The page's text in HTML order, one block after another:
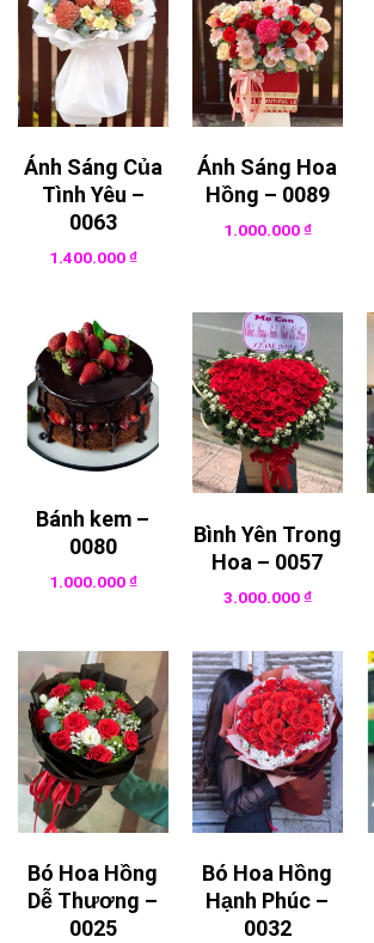
Ánh Sáng Của
Tình Yêu –
0063
1.400.000₫
Ánh Sáng Hoa
Hồng – 0089
1.000.000₫
Bánh kem –
0080
1.000.000₫
Bình Yên Trong
Hoa – 0057
3.000.000₫
Bó Hoa Hồng
Dễ Thương –
0025
Bó Hoa Hồng
Hạnh Phúc –
0032